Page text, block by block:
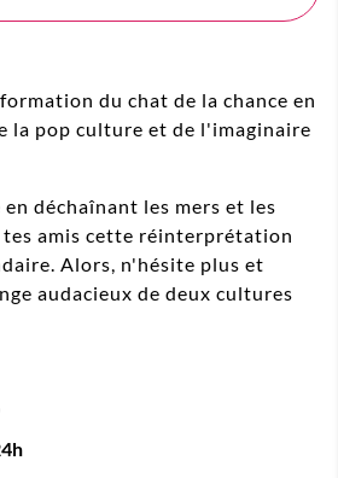
du chat de la chance en
la pop culture et de l'imaginaire
déchaînant les mers et les
tes amis cette réinterprétation
Alors, n'hésite plus et
audacieux de deux cultures